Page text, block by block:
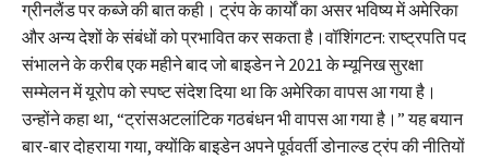
ग्रीनलैंड पर कब्जे की बात कही। ट्रंप के कार्यों का असर भविष्य में अमेरिका
और अन्य देशों के संबंधों को प्रभावित कर सकता है।वॉशिंगटन: राष्ट्रपति पद
संभालने के करीब एक महीने बाद जो बाइडेन ने 2021 के म्यूनिख सुरक्षा
सम्मेलन में यूरोप को स्पष्ट संदेश दिया था कि अमेरिका वापस आ गया है।
उन्होंने कहा था, “ट्रांसअटलांटिक गठबंधन भी वापस आ गया है।” यह बयान
बार-बार दोहराया गया, क्योंकि बाइडेन अपने पूर्ववर्ती डोनाल्ड ट्रंप की नीतियों